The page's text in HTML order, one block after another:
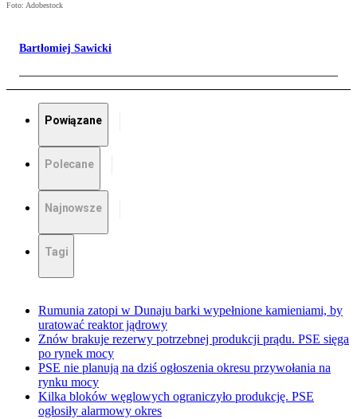
Foto: Adobestock
Bartłomiej Sawicki
Powiązane
Polecane
Najnowsze
Tagi
Rumunia zatopi w Dunaju barki wypełnione kamieniami, by
uratować reaktor jądrowy
Znów brakuje rezerwy potrzebnej produkcji prądu. PSE sięga
po rynek mocy
PSE nie planują na dziś ogłoszenia okresu przywołania na
rynku mocy
Kilka bloków węglowych ograniczyło produkcję. PSE
ogłosiły alarmowy okres